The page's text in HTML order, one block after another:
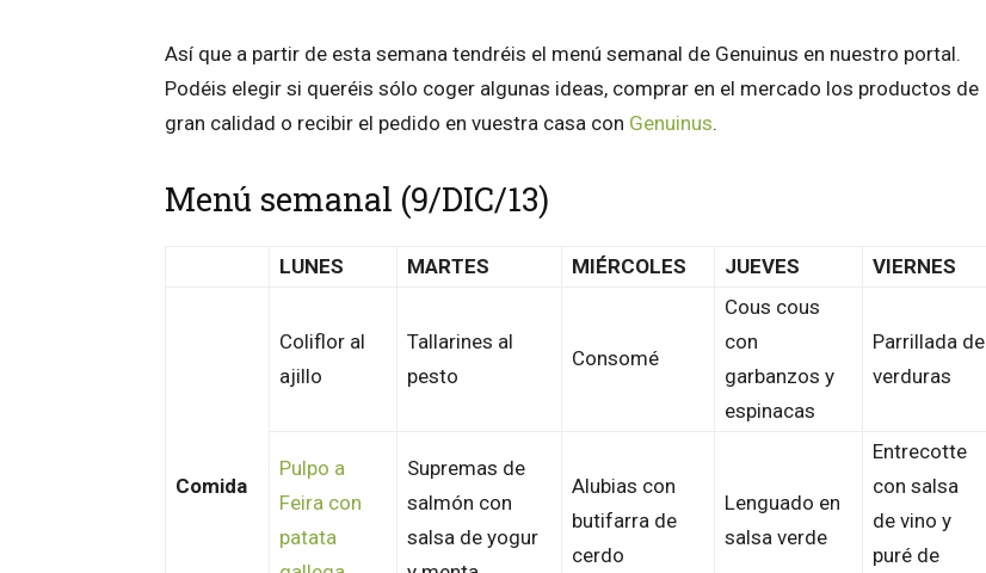
Así que a partir de esta semana tendréis el menú semanal de Genuinus en nuestro portal.
Podéis elegir si queréis sólo coger algunas ideas, comprar en el mercado los productos de
gran calidad o recibir el pedido en vuestra casa con Genuinus.
Menú semanal (9/DIC/13)
LUNES MARTES MIÉRCOLES JUEVES VIERNES
Comida
Coliflor al
ajillo
Tallarines al
pesto
Consomé
Cous cous
con
garbanzos y
espinacas
Parrillada de
verduras
Pulpo a
Feira con
patata
Supremas de
salmón con
salsa de yogur
Alubias con
butifarra de
cerdo
Lenguado en
salsa verde
Entrecotte
con salsa
de vino y
puré de